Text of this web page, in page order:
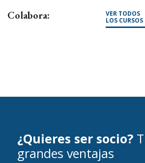
Colabora:
VER TODOS
LOS CURSOS
¿Quieres ser socio?
grandes ventajas